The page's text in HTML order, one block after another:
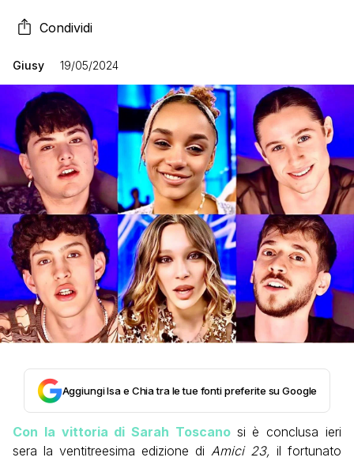
Condividi
Giusy 19/05/2024
Aggiungi Isa e Chia tra le tue fonti preferite su Google
Con la vittoria di Sarah Toscano si è conclusa ieri
sera la ventitreesima edizione di Amici 23, il fortunato